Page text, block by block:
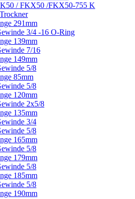
/ FKX50 /FKX50-755 K
291mm
3/4 -16 O-Ring
139mm
7/16
149mm
5/8
85mm
5/8
120mm
2x5/8
135mm
3/4
5/8
165mm
5/8
179mm
5/8
185mm
5/8
190mm